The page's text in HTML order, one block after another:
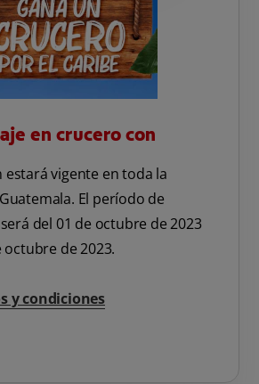
en crucero con
vigente en toda la
El período de
del 01 de octubre de 2023
octubre de 2023.
y condiciones